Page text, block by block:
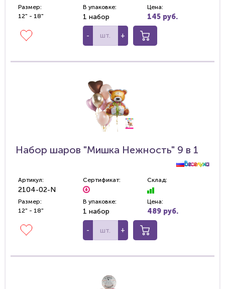
Размер:
12" - 18"
В упаковке:
1 набор
Цена:
145 руб.
- +
Набор шаров "Мишка Нежность" 9 в 1
Артикул:
2104-02-N
Сертификат: Склад:
Размер:
12" - 18"
В упаковке:
1 набор
Цена:
489 руб.
- +